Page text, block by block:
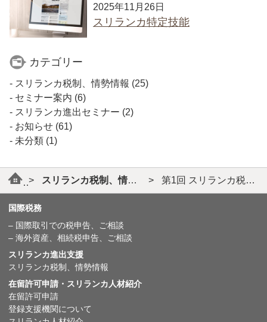
2025年11月26日
スリランカ特定技能
カテゴリー
スリランカ税制、情勢情報 (25)
セミナー案内 (6)
スリランカ進出セミナー (2)
お知らせ (61)
未分類 (1)
> スリランカ税制、情勢情報 > 第1回 スリランカ税制概要
国際税務
– 国際取引での税申告、ご相談
– 海外資産、相続税申告、ご相談
スリランカ進出支援
スリランカ税制、情勢情報
在留許可申請・スリランカ人材紹介
在留許可申請
登録支援機関について